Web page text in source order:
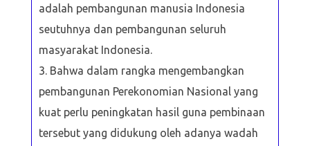
adalah pembangunan manusia Indonesia
seutuhnya dan pembangunan seluruh
masyarakat Indonesia.
Bahwa dalam rangka mengembangkan
pembangunan Perekonomian Nasional yang
kuat perlu peningkatan hasil guna pembinaan
tersebut yang didukung oleh adanya wadah